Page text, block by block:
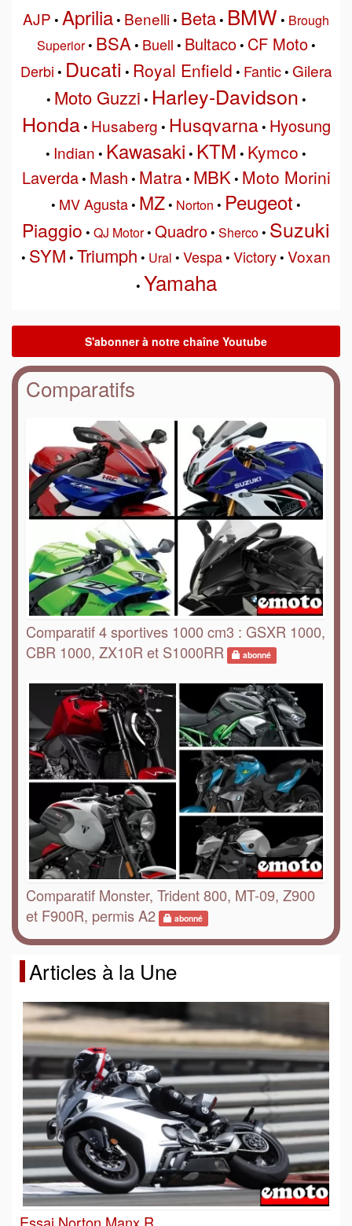
AJP • Aprilia• Benelli• Beta• BMW • Brough
Superior• BSA• Buell • Bultaco• CF Moto•
Derbi • Ducati • Royal Enfield • Fantic• Gilera
• Moto Guzzi • Harley-Davidson •
Honda• Husaberg • Husqvarna• Hyosung
• Indian • Kawasaki • KTM • Kymco •
Laverda• Mash • Matra• MBK• Moto Morini
• MV Agusta• MZ• Norton • Peugeot •
Piaggio • QJ Motor• Quadro• Sherco• Suzuki
• SYM • Triumph • Ural • Vespa• Victory• Voxan
• Yamaha
Comparatifs
Comparatif 4 sportives 1000 cm3 : GSXR 1000,
CBR 1000, ZX10R et S1000RR
abonné
Comparatif Monster, Trident 800, MT-09, Z900
et F900R, permis A2
abonné
Articles à la Une